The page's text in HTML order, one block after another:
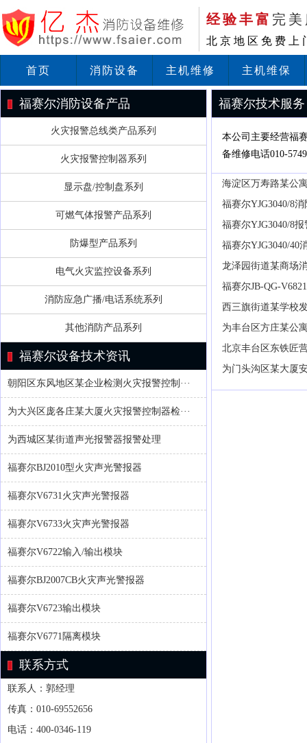
经验丰富 完
北京地区免费上
首页 消防设备 主机维修 主机维保
福赛尔消防设备产品
火灾报警总线类产品系列
火灾报警控制器系列
显示盘/控制盘系列
可燃气体报警产品系列
防爆型产品系列
电气火灾监控设备系列
消防应急广播/电话系统系列
其他消防产品系列
福赛尔设备技术资讯
朝阳区东风地区某企业检测火灾报警控制···
为大兴区庞各庄某大厦火灾报警控制器检···
为西城区某街道声光报警器报警处理
福赛尔BJ2010型火灾声光警报器
福赛尔V6731火灾声光警报器
福赛尔V6733火灾声光警报器
福赛尔V6722输入/输出模块
福赛尔BJ2007CB火灾声光警报器
福赛尔V6723输出模块
福赛尔V6771隔离模块
联系方式
联系人：郭经理
传真：010-69552656
电话：400-0346-119
福赛尔技术服务
本公司主要经营福
备维修电话010-
海淀区万寿路某公
福赛尔YJG3040/8
福赛尔YJG3040/8
福赛尔YJG3040/40
龙泽园街道某商场
福赛尔JB-QG-
西三旗街道某学校
为丰台区方庄某公
北京丰台区东铁匠
为门头沟区某大厦